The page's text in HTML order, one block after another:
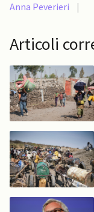
Anna Peverieri |
Articoli